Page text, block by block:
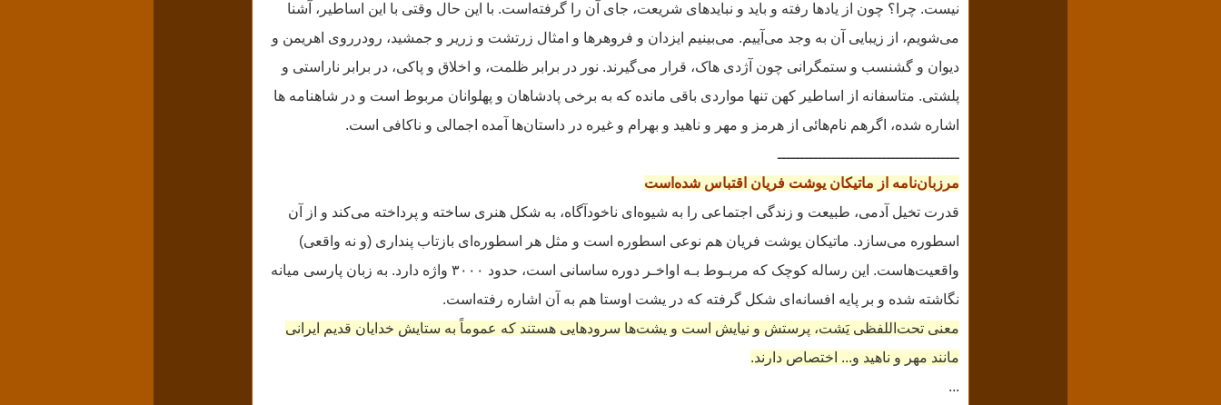
نیست. چرا؟ چون از یادها رفته و باید و نبایدهای شریعت، جای آن را گرفته‌است. با این حال وقتی با این اساطیر، آشنا
می‌شویم، از زیبایی آن به وجد می‌آییم. می‌بینیم ایزدان و فروهرها و امثال زرتشت و زریر و جمشید، رودرروی اهریمن و
دیوان و گشنسب و ستمگرانی چون آژدی هاک، قرار می‌گیرند. نور در برابر ظلمت، و اخلاق و پاکی، در برابر ناراستی و
پلشتی. متاسفانه از اساطیر کهن تنها مواردی باقی مانده که به برخی پادشاهان و پهلوانان مربوط است و در شاهنامه ها
اشاره شده‌، اگرهم نام‌هائی از هرمز و مهر و ناهید و بهرام و غیره در داستان‌ها آمده اجمالی و ناکافی است.
ــــــــــــــــــــــــــــــــــــــــ
مرزبان‌نامه از ماتیکان یوشت فریان اقتباس شده‌است
قدرت تخیل آدمی، طبیعت و زندگی اجتماعی را به شیوه‌ای ناخودآگاه، به شکل هنری ساخته و پرداخته می‌کند و از آن
اسطوره می‌سازد. ماتیکان یوشت فریان هم نوعی اسطوره است و مثل هر اسطوره‌ای بازتاب پنداری (و نه واقعی)
واقعیت‌هاست.
این رساله کوچک که مربـوط بـه اواخـر دوره ساسانی است، حدود ۳۰۰۰ واژه دارد. به زبان پارسی میانه
نگاشته شده و بر پایه افسانه‌ای شکل گرفته‌ که در یشت اوستا هم به آن اشاره رفته‌است.
معنی تحت‌اللفظی یَشت، پرستش و نیایش است و یشت‌ها سرودهایی هستند که عموماً به ستایش خدایان قدیم ایرانی
مانند مهر و ناهید و... اختصاص دارند.
...